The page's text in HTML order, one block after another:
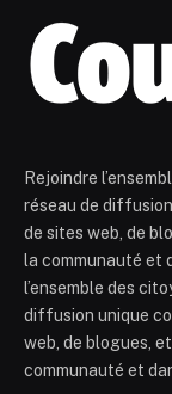
Rejoindre
réseau de
de sites web, de
la communauté et
l’ensemble des
diffusion unique
web, de blogues,
communauté et